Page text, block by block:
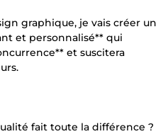
graphique, je vais créer un
et personnalisé** qui
et suscitera
fait toute la différence ?